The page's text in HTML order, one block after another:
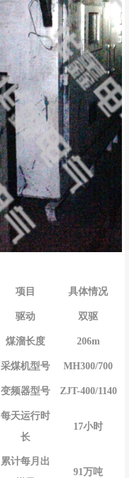
项目 具体情况
驱动 双驱
煤溜长度 206m
采煤机型号 MH300/700
变频器型号 ZJT-400/1140
每天运行时
长
17小时
累计每月出
91万吨